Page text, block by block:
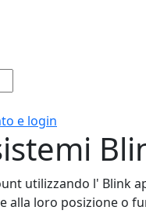
e login
utilizzando l' Blink
loro posizione o